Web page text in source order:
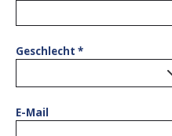
Geschlecht *
E-Mail